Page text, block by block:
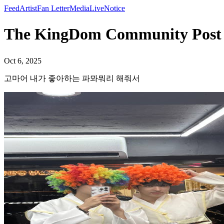
FeedArtistFan LetterMediaLiveNotice
The KingDom Community
Oct 6, 2025
고마어 내가 좋아하는 파뫄뭐리 해줘서